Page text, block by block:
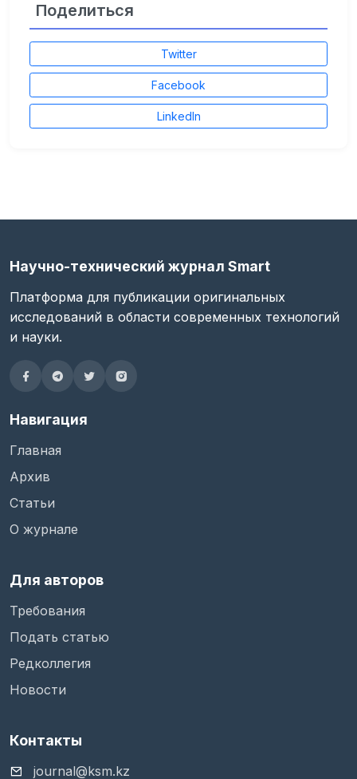
Поделиться
Twitter
Facebook
LinkedIn
Научно-технический журнал Smart
Платформа для публикации оригинальных
исследований в области современных технологий
и науки.
Навигация
Главная
Архив
Статьи
О журнале
Для авторов
Требования
Подать статью
Редколлегия
Новости
Контакты
journal@ksm.kz